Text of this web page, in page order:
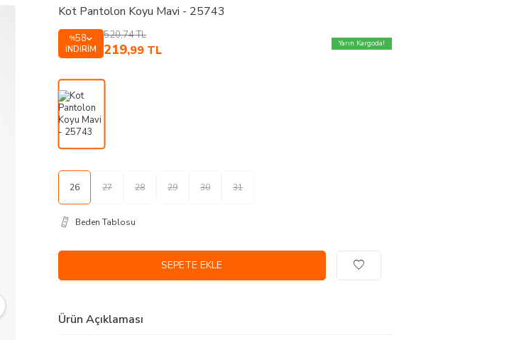
Kot Pantolon Koyu Mavi - 25743
%58
İNDIRIM
520,74TL
219,99 TL Yarın Kargoda!
26 27 28 29 30 31
Beden Tablosu
SEPETE EKLE
Ürün Açıklaması